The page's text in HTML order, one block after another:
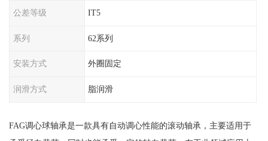
公差等级 IT5
系列 62系列
安装方式 外圈固定
润滑方式 脂润滑
FAG调心球轴承是一款具有自动调心性能的滚动轴承，主要适用于